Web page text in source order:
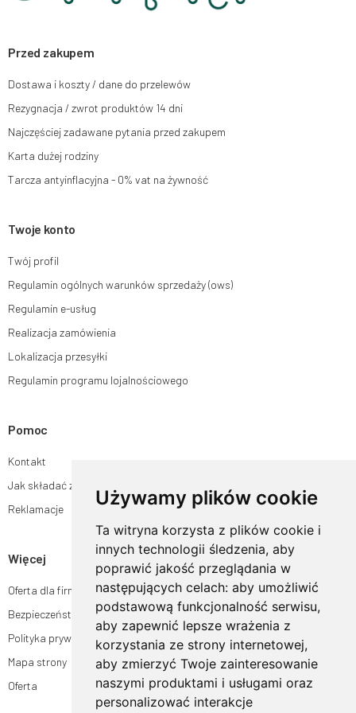
Używamy plików cookie
Ta witryna korzysta z plików cookie i
innych technologii śledzenia, aby
poprawić jakość przeglądania w
następujących celach: aby umożliwić
podstawową funkcjonalność serwisu,
aby zapewnić lepsze wrażenia z
korzystania ze strony internetowej,
aby zmierzyć Twoje zainteresowanie
naszymi produktami i usługami oraz
personalizować interakcje
ich sprostowania, usunięcia, ograniczenia przetwarzania, wniesienia
momencie bez wpływu na zgodność z prawem przetwarzania, którego
dokonano na podstawie zgody przed jej cofnięciem. W tym celu możesz
e-mail lub pisemnie na adres siedziby.
Więcej informacji:www.mouton.pl/ODO
Przed zakupem
Dostawa i koszty / dane do przelewów
Rezygnacja / zwrot produktów 14 dni
Najczęściej zadawane pytania przed zakupem
Karta dużej rodziny
Tarcza antyinflacyjna - 0% vat na żywność
Twoje konto
Twój profil
Regulamin ogólnych warunków sprzedaży (ows)
Regulamin e-usług
Realizacja zamówienia
Lokalizacja przesyłki
Regulamin programu lojalnościowego
Pomoc
Kontakt
Jak składać zamówienia w sklepie ogrodyhildegardy.pl?
Reklamacje
Więcej
Oferta dla firm
Bezpieczeństwo płatności
Polityka prywatności
Mapa strony
Oferta